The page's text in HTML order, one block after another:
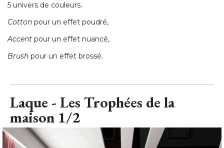
5 univers de couleurs.
Cotton pour un effet poudré,
Accent pour un effet nuancé,
Brush pour un effet brossé.
Laque - Les Trophées de la
maison 1/2